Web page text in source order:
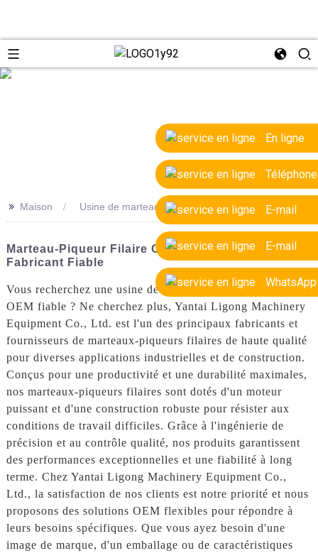
En ligne
Téléphone
E-mail
E-mail
WhatsApp
>> Maison Usine de marteaux-piqueurs filaires OEM
Marteau-Piqueur Filaire OEM De Haute Qualité -
Fabricant Fiable
Vous recherchez une usine de marteaux-piqueurs filaires
OEM fiable ? Ne cherchez plus, Yantai Ligong Machinery
Equipment Co., Ltd. est l'un des principaux fabricants et
fournisseurs de marteaux-piqueurs filaires de haute qualité
pour diverses applications industrielles et de construction.
Conçus pour une productivité et une durabilité maximales,
nos marteaux-piqueurs filaires sont dotés d'un moteur
puissant et d'une construction robuste pour résister aux
conditions de travail difficiles. Grâce à l'ingénierie de
précision et au contrôle qualité, nos produits garantissent
des performances exceptionnelles et une fiabilité à long
terme. Chez Yantai Ligong Machinery Equipment Co.,
Ltd., la satisfaction de nos clients est notre priorité et nous
proposons des solutions OEM flexibles pour répondre à
leurs besoins spécifiques. Que vous ayez besoin d'une
image de marque, d'un emballage ou de caractéristiques